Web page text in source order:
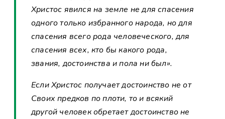
Христос явился на земле не для спасения
одного только избранного народа, но для
спасения всего рода человеческого, для
спасения всех, кто бы какого рода,
звания, достоинства и пола ни был».
Если Христос получает достоинство не от
Своих предков по плоти, то и всякий
другой человек обретает достоинство не